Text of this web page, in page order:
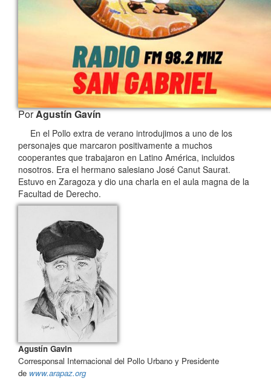
PorAgustín Gavín
En el Pollo extra de verano introdujimos a uno de los
personajes que marcaron positivamente a muchos
cooperantes que trabajaron en Latino América, incluidos
nosotros. Era el hermano salesiano José Canut Saurat.
Estuvo en Zaragoza y dio una charla en el aula magna de la
Facultad de Derecho.
Agustín Gavin
Corresponsal Internacional del Pollo Urbano y Presidente
de www.arapaz.org